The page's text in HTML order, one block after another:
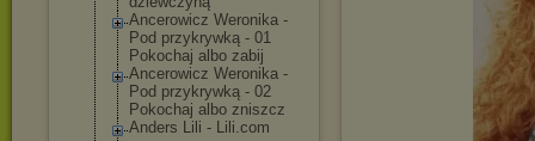
Ancerowicz Weronika -
Pod przykrywką - 01
Pokochaj albo zabij
Ancerowicz Weronika -
Pod przykrywką - 02
Pokochaj albo zniszcz
Anders Lili - Lili.com